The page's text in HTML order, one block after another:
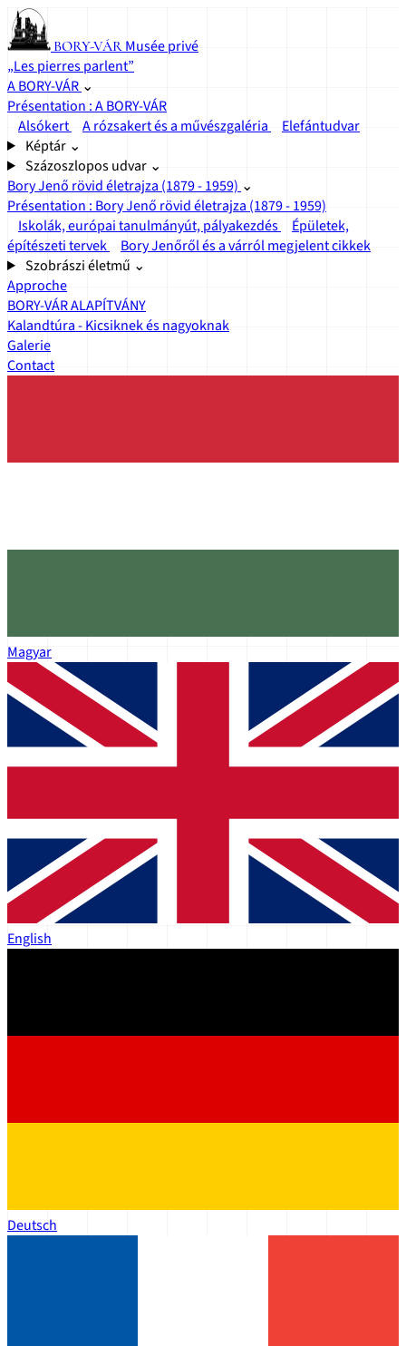
BORY-VÁR Musée privé
„Les pierres parlent”
A BORY-VÁR ⌄
Présentation : A BORY-VÁR
Alsókert
A rózsakert és a művészgaléria
Elefántudvar
Képtár ⌄
Százoszlopos udvar ⌄
Bory Jenő rövid életrajza (1879 - 1959) ⌄
Présentation : Bory Jenő rövid életrajza (1879 - 1959)
Iskolák, európai tanulmányút, pályakezdés
Épületek,
építészeti tervek
Bory Jenőről és a várról megjelent cikkek
Szobrászi életmű ⌄
Approche
BORY-VÁR ALAPÍTVÁNY
Kalandtúra - Kicsiknek és nagyoknak
Galerie
Contact
Magyar
English
Deutsch